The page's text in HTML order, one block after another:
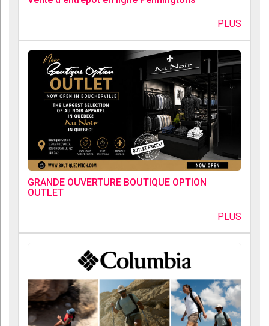
PLUS
GRANDE OUVERTURE BOUTIQUE OPTION
OUTLET
PLUS